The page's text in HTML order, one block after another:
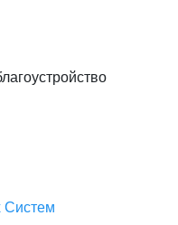
меня на этом
помощью
Систем